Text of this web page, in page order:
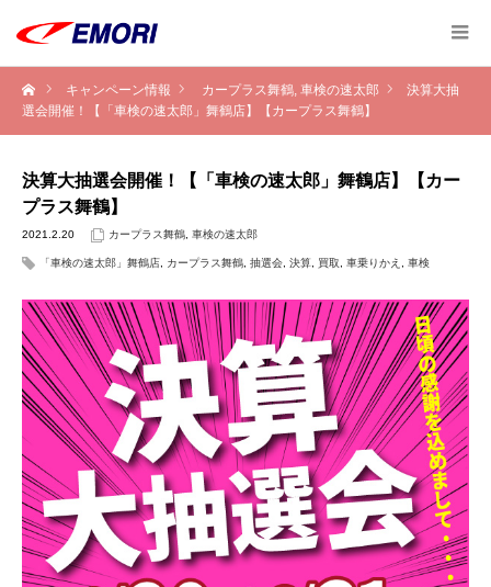
キャンペーン情報 カープラス舞鶴, 車検の速太郎
決算大抽
選会開催！【「車検の速太郎」舞鶴店】【カープラス舞鶴】
決算大抽選会開催！【「車検の速太郎」舞鶴店】【カー
プラス舞鶴】
2021.2.20 カープラス舞鶴 車検の速太郎
「車検の速太郎」舞鶴店 カープラス舞鶴 抽選会 決算 買取 車乗りかえ 車検